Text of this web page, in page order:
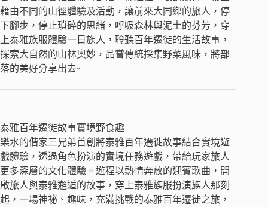
藉由不同的山徑體驗及活動，讓前來大同鄉的旅人，停
下腳步，停止瑣碎的思緒，呼吸森林與泥土的芬芳，穿
上泰雅族服體驗一日族人，聆聽百年遷徙的生活故事，
探索大自然的山林奧妙，品嘗傳統採集野菜風味，將部
落的美好分享出去~
泰雅百年遷徙故事實境野食趣
樂水的偕家三兄弟首創將泰雅百年遷徙故事結合實境遊
戲體驗，透過角色扮演的實境任務遊戲，帶給玩家旅人
更多深層的文化體驗。遊程以熱情奔放的迎賓歌曲，開
啟旅人與泰雅邂逅的故事，穿上泰雅族服扮演族人那刻
起，一場神祕、趣味，充滿挑戰的泰雅百年遷徙之旅，